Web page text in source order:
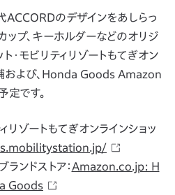
のデザインをあしらっ
ップ、キーホルダーなどのオリジ
・モビリティリゾートもてぎオン
および、Honda Goods Amazon
定です。
リゾートもてぎオンラインショッ
ンドストア： Amazon.co.jp: H
Goods